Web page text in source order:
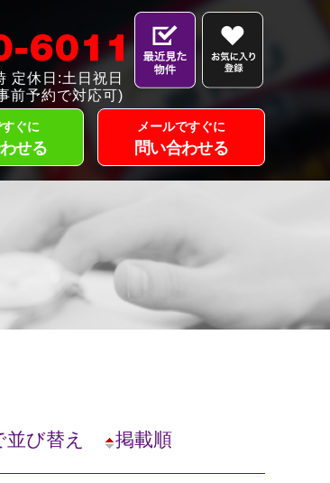
定休日:土日祝日
前予約で対応可)
ぐに
せる
メールですぐに
問い合わせる
並び替え 掲載順